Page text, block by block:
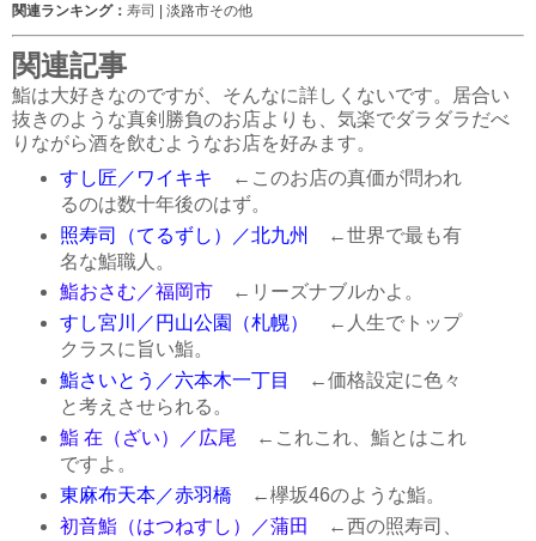
関連ランキング： 寿司 | 淡路市その他
関連記事
鮨は大好きなのですが、そんなに詳しくないです。居合い
抜きのような真剣勝負のお店よりも、気楽でダラダラだべ
りながら酒を飲むようなお店を好みます。
すし匠／ワイキキ ←このお店の真価が問われ
るのは数十年後のはず。
照寿司（てるずし）／北九州
←世界で最も有
名な鮨職人。
鮨おさむ／福岡市←リーズナブルかよ。
すし宮川／円山公園（札幌）
←人生でトップ
クラスに旨い鮨。
鮨さいとう／六本木一丁目
←価格設定に色々
と考えさせられる。
鮨 在（ざい）／広尾 ←これこれ、鮨とはこれ
ですよ。
東麻布天本／赤羽橋 ←欅坂46のような鮨。
初音鮨（はつねすし）／蒲田
←西の照寿司、